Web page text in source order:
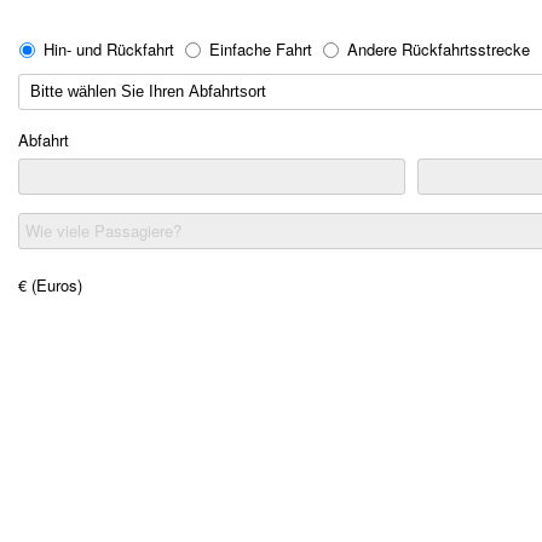
Hin- und Rückfahrt Einfache Fahrt Andere Rückfahrtsstrecke
Abfahrt
Wie viele Passagiere?
€ (Euros)